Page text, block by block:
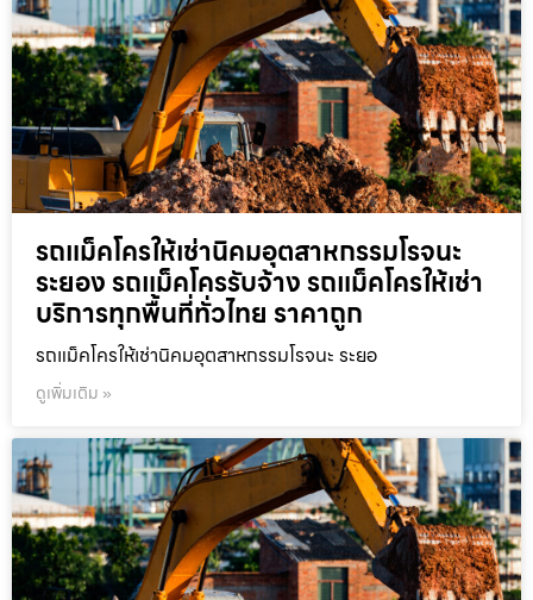
รถแม็คโครให้เช่านิคมอุตสาหกรรมโรจนะ
ระยอง รถแม็คโครรับจ้าง รถแม็คโครให้เช่า
บริการทุกพื้นที่ทั่วไทย ราคาถูก
รถแม็คโครให้เช่านิคมอุตสาหกรรมโรจนะ ระยอ
ดูเพิ่มเติม »